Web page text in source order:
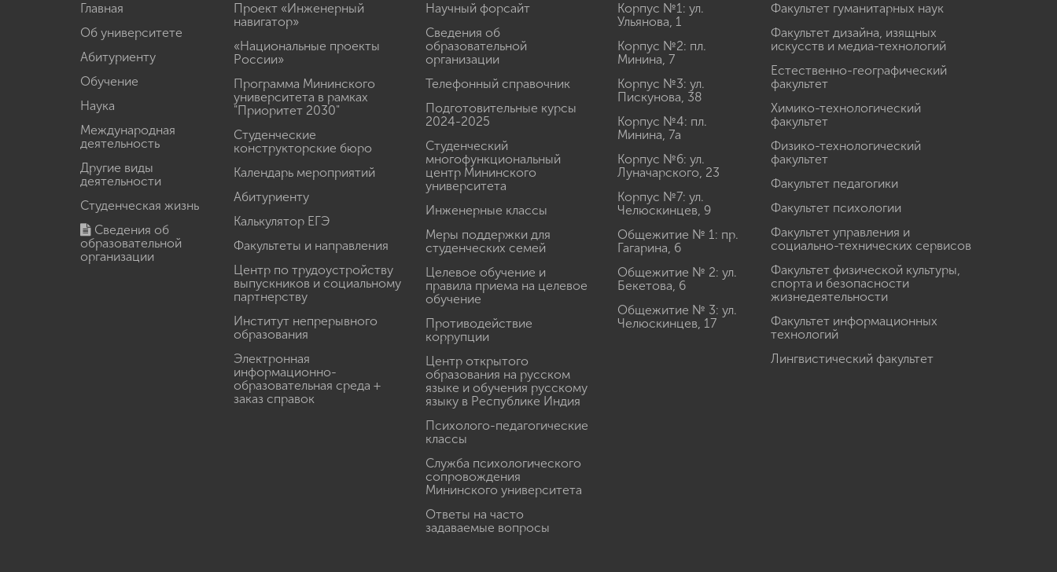
Главная
Об университете
Абитуриенту
Обучение
Наука
Международная
деятельность
Другие виды
деятельности
Студенческая жизнь
Сведения об
образовательной
организации
Проект «Инженерный
навигатор»
«Национальные проекты
России»
Программа Мининского
университета в рамках
"Приоритет 2030"
Студенческие
конструкторские бюро
Календарь мероприятий
Абитуриенту
Калькулятор ЕГЭ
Факультеты и направления
Центр по трудоустройству
выпускников и социальному
партнерству
Институт непрерывного
образования
Электронная
информационно-
образовательная среда +
заказ справок
Научный форсайт
Сведения об
образовательной
организации
Телефонный справочник
Подготовительные курсы
2024-2025
Студенческий
многофункциональный
центр Мининского
университета
Инженерные классы
Меры поддержки для
студенческих семей
Целевое обучение и
правила приема на целевое
обучение
Противодействие
коррупции
Центр открытого
образования на русском
языке и обучения русскому
языку в Республике Индия
Психолого-педагогические
классы
Служба психологического
сопровождения
Мининского университета
Ответы на часто
задаваемые вопросы
Корпус №1: ул.
Ульянова, 1
Корпус №2: пл.
Минина, 7
Корпус №3: ул.
Пискунова, 38
Корпус №4: пл.
Минина, 7а
Корпус №6: ул.
Луначарского, 23
Корпус №7: ул.
Челюскинцев, 9
Общежитие № 1: пр.
Гагарина, 6
Общежитие № 2: ул.
Бекетова, 6
Общежитие № 3: ул.
Челюскинцев, 17
Факультет гуманитарных наук
Факультет дизайна, изящных
искусств и медиа-технологий
Естественно-географический
факультет
Химико-технологический
факультет
Физико-технологический
факультет
Факультет педагогики
Факультет психологии
Факультет управления и
социально-технических сервисов
Факультет физической культуры,
спорта и безопасности
жизнедеятельности
Факультет информационных
технологий
Лингвистический факультет